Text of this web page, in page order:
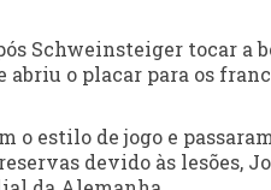
Schweinsteiger tocar a
o placar para os
o estilo de jogo e
devido às lesões,